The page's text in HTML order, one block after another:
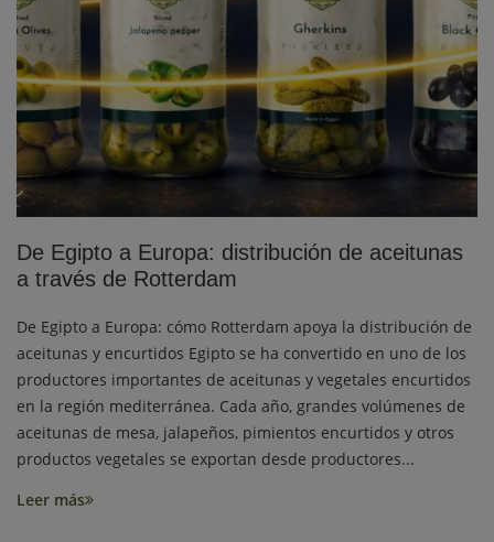
De Egipto a Europa: distribución de aceitunas
a través de Rotterdam
De Egipto a Europa: cómo Rotterdam apoya la distribución de
aceitunas y encurtidos Egipto se ha convertido en uno de los
productores importantes de aceitunas y vegetales encurtidos
en la región mediterránea. Cada año, grandes volúmenes de
aceitunas de mesa, jalapeños, pimientos encurtidos y otros
productos vegetales se exportan desde productores...
Leer más